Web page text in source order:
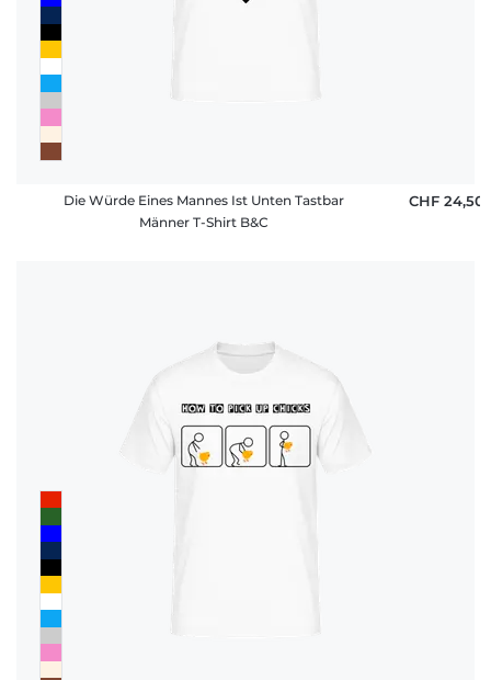
Die Würde Eines Mannes Ist Unten Tastbar
Männer T-Shirt B&C
CHF 24,50